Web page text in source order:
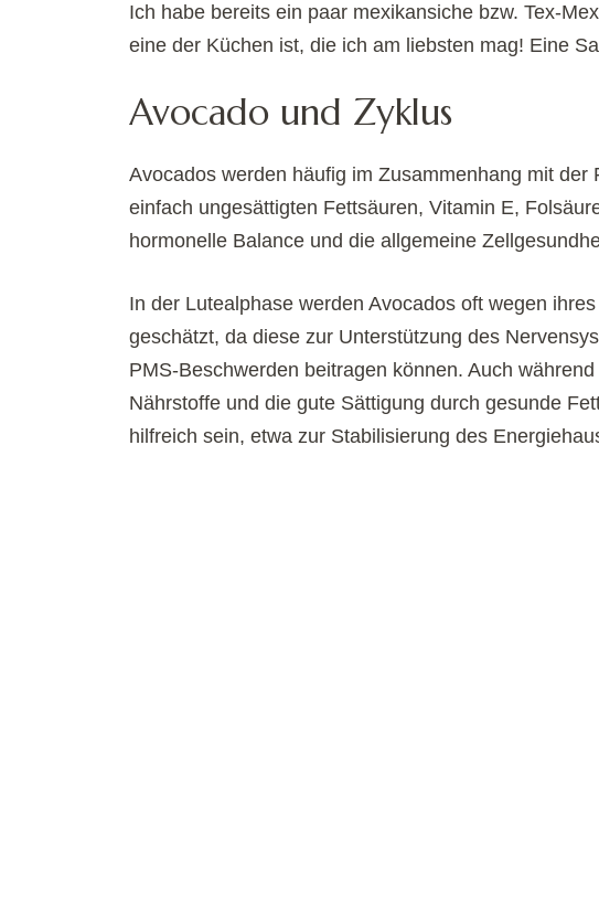
Ich habe bereits ein paar mexikansiche bzw. Tex-
eine der Küchen ist, die ich am liebsten mag! Eine
Avocado und Zyklus
Avocados werden häufig im Zusammenhang mit
einfach ungesättigten Fettsäuren, Vitamin E,
hormonelle Balance und die allgemeine
In der Lutealphase werden Avocados oft wegen
geschätzt, da diese zur Unterstützung des
PMS-Beschwerden beitragen können. Auch
Nährstoffe und die gute Sättigung durch gesunde
hilfreich sein, etwa zur Stabilisierung des